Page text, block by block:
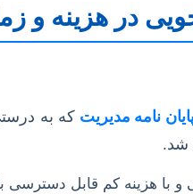
در هزینه و
نامه مدیریت که به
شد.
و با هزینه کم قابل